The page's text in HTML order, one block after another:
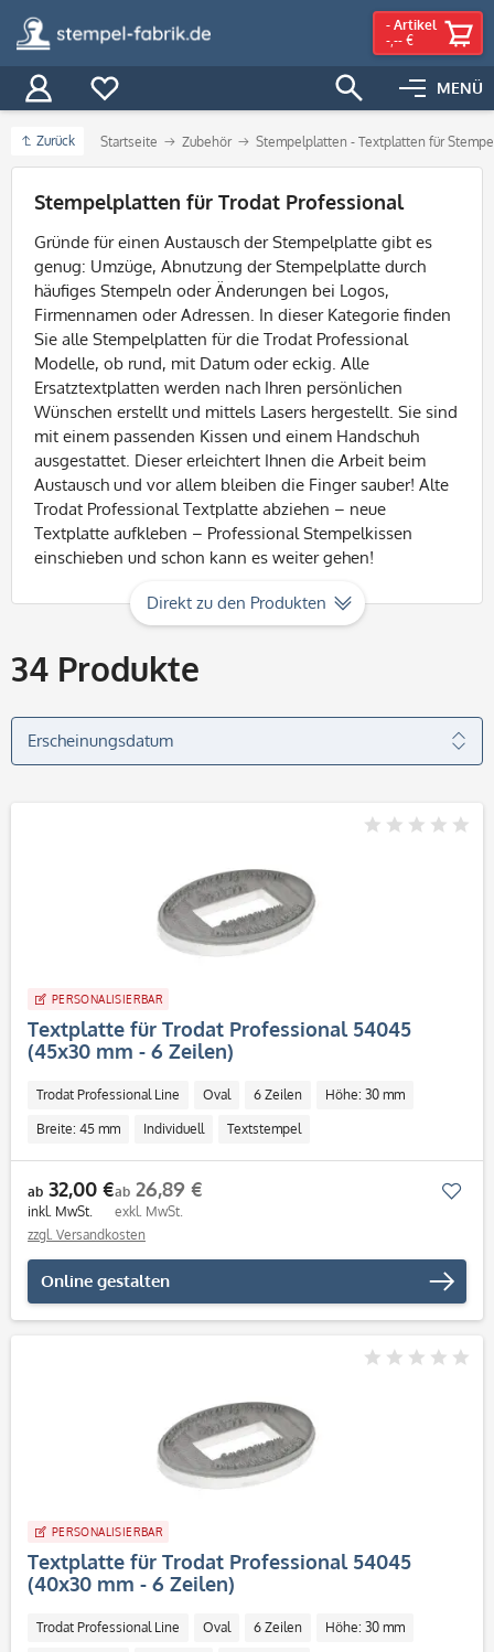
MENÜ
- Artikel
-,-- €
Zurück Startseite Zubehör Stempelplatten - Textplatten für
Filter
Stempelplatten für Trodat Professional
Gründe für einen Austausch der Stempelplatte gibt es
genug: Umzüge, Abnutzung der Stempelplatte durch
häufiges Stempeln oder Änderungen bei Logos,
Firmennamen oder Adressen. In dieser Kategorie finden
Sie alle Stempelplatten für die Trodat Professional
Modelle, ob rund, mit Datum oder eckig. Alle
Ersatztextplatten werden nach Ihren persönlichen
Wünschen erstellt und mittels Lasers hergestellt. Sie sind
mit einem passenden Kissen und einem Handschuh
ausgestattet. Dieser erleichtert Ihnen die Arbeit beim
Austausch und vor allem bleiben die Finger sauber! Alte
Trodat Professional Textplatte abziehen – neue
Textplatte aufkleben – Professional Stempelkissen
einschieben und schon kann es weiter gehen!
Direkt zu den Produkten
34 Produkte
PERSONALISIERBAR
Textplatte für Trodat Professional 54045
(45x30 mm - 6 Zeilen)
Trodat Professional Line Oval 6 Zeilen Höhe: 30 mm
Breite: 45 mm Individuell Textstempel
ab 32,00 €
inkl. MwSt.
ab 26,89 €
exkl. MwSt.
zzgl. Versandkosten
Online gestalten
PERSONALISIERBAR
Textplatte für Trodat Professional 54045
(40x30 mm - 6 Zeilen)
Trodat Professional Line Oval 6 Zeilen Höhe: 30 mm